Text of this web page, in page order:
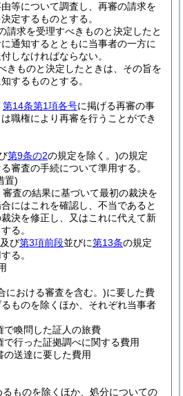
等について調査し、再審の請求を
定するものとする。
請求を受理すべきものと決定したと
通知するとともに当事者の一方に
しなければならない。
きものと決定したときは、その旨を
するものとする。
第14条第1項各号に掲げる再審の事
職権により再審を行うことができ
第9条の2の規定を除く。)の規定
審査の手続について準用する。
置)
査の結果に基づいて最初の裁決を
にはこれを確認し、不当であると
決を修正し、又はこれに代えて新
る。
及び第3項前段並びに第13条の規定
る。
における審査を含む。)に要した費
ものを除くほか、それぞれ当事者
で喚問した証人の旅費
で行った証拠調べに関する費用
の送達に要した費用
るものを除くほか、処分についての